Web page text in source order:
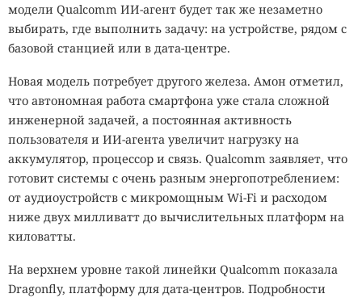
модели Qualcomm ИИ-агент будет так же незаметно
выбирать, где выполнить задачу: на устройстве, рядом с
базовой станцией или в дата-центре.
Новая модель потребует другого железа. Амон отметил,
что автономная работа смартфона уже стала сложной
инженерной задачей, а постоянная активность
пользователя и ИИ-агента увеличит нагрузку на
аккумулятор, процессор и связь. Qualcomm заявляет, что
готовит системы с очень разным энергопотреблением:
от аудиоустройств с микромощным Wi-Fi и расходом
ниже двух милливатт до вычислительных платформ на
киловатты.
На верхнем уровне такой линейки Qualcomm показала
Dragonfly, платформу для дата-центров. Подробности